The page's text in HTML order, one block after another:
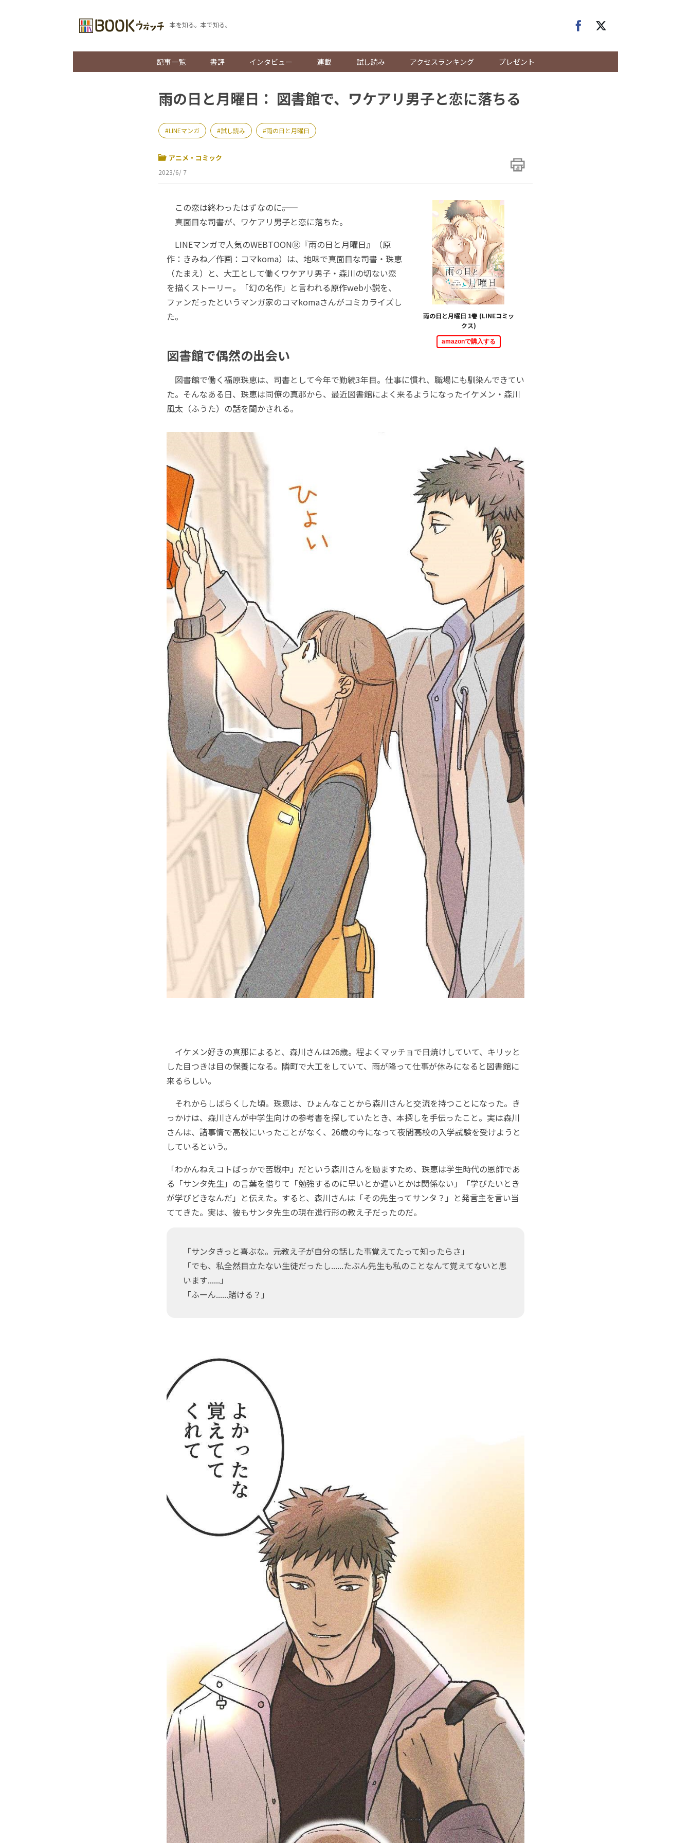
本を知る。本で知る。
記事一覧 書評 インタビュー 連載 試し読み アクセスランキング プレゼント
雨の日と月曜日： 図書館で、ワケアリ男子と恋に落ちる
LINEマンガ 試し読み 雨の日と月曜日
アニメ・コミック
2023/6/ 7
雨の日と月曜日 1巻 (LINEコミッ
クス)
amazonで購入する
この恋は終わったはずなのに――。
真面目な司書が、ワケアリ男子と恋に落ちた。
LINEマンガで人気のWEBTOONⓇ『雨の日と月曜日』（原
作：きみね／作画：コマkoma）は、地味で真面目な司書・珠恵
（たまえ）と、大工として働くワケアリ男子・森川の切ない恋
を描くストーリー。「幻の名作」と言われる原作web小説を、
ファンだったというマンガ家のコマkomaさんがコミカライズし
た。
図書館で偶然の出会い
図書館で働く福原珠恵は、司書として今年で勤続3年目。仕事に慣れ、職場にも馴染んできてい
た。そんなある日、珠恵は同僚の真那から、最近図書館によく来るようになったイケメン・森川
風太（ふうた）の話を聞かされる。
イケメン好きの真那によると、森川さんは26歳。程よくマッチョで日焼けしていて、キリッと
した目つきは目の保養になる。隣町で大工をしていて、雨が降って仕事が休みになると図書館に
来るらしい。
それからしばらくした頃。珠恵は、ひょんなことから森川さんと交流を持つことになった。き
っかけは、森川さんが中学生向けの参考書を探していたとき、本探しを手伝ったこと。実は森川
さんは、諸事情で高校にいったことがなく、26歳の今になって夜間高校の入学試験を受けようと
しているという。
「わかんねえコトばっかで苦戦中」だという森川さんを励ますため、珠恵は学生時代の恩師であ
る「サンタ先生」の言葉を借りて「勉強するのに早いとか遅いとかは関係ない」「学びたいとき
が学びどきなんだ」と伝えた。すると、森川さんは「その先生ってサンタ？」と発言主を言い当
ててきた。実は、彼もサンタ先生の現在進行形の教え子だったのだ。
「サンタきっと喜ぶな。元教え子が自分の話した事覚えてたって知ったらさ」
「でも、私全然目立たない生徒だったし......たぶん先生も私のことなんて覚えてないと思
います......」
「ふーん......賭ける？」